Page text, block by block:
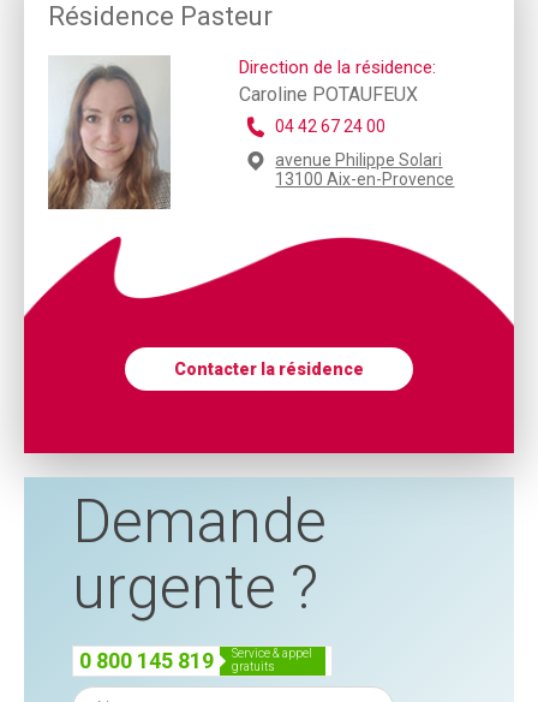
Résidence Pasteur
Direction de la résidence:
Caroline POTAUFEUX
04 42 67 24 00
avenue Philippe Solari
13100 Aix-en-Provence
Contacter la résidence
Demande
urgente ?
0 800 145 819
service & appel
gratuits